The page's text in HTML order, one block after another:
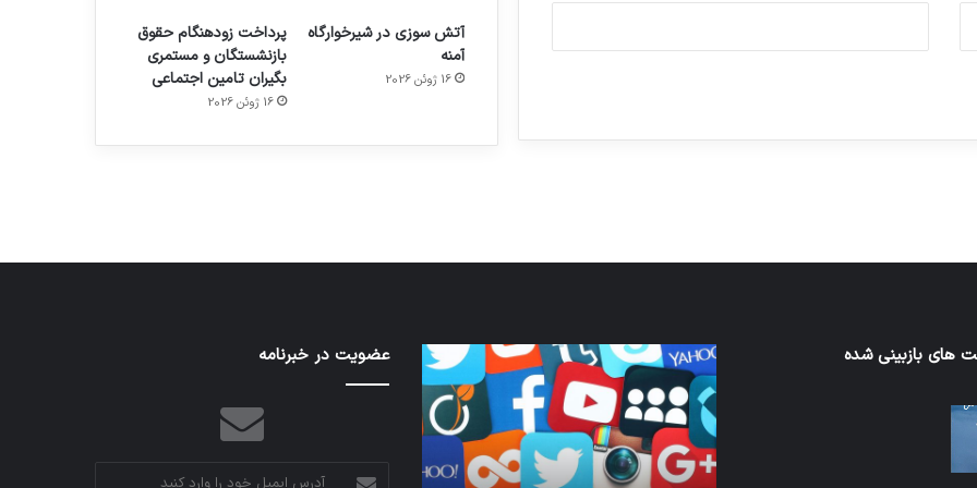
آتش سوزی در شیرخوارگاه
آمنه
16 ژوئن 2026
پرداخت زودهنگام حقوق
بازنشستگان و مستمری
بگیران تامین اجتماعی
16 ژوئن 2026
توسط ژاکت
توسط ژاکت
هدفون های 2023
های بازبینی شده
کدام
برنامه‌های
پیام‌رسان
اطلاعات
کاربران
را
نخستین
کاملا
خودران
اپل
عضویت در خبرنامه
آدرس